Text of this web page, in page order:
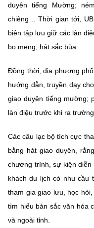
duyên tiếng Mường;
chiêng… Thời gian tới,
biên tập lưu giữ các làn
bọ mẹng, hát sắc bùa.
Đồng thời, địa phương
hướng dẫn, truyền dạy
giao duyên tiếng mường;
làn điệu trước khi ra trường.
Các câu lạc bộ tích cực
bằng hát giao duyên,
chương trình, sự kiện
khách du lịch có nhu cầu
tham gia giao lưu, học
tìm hiểu bản sắc văn hóa
và ngoài tỉnh.